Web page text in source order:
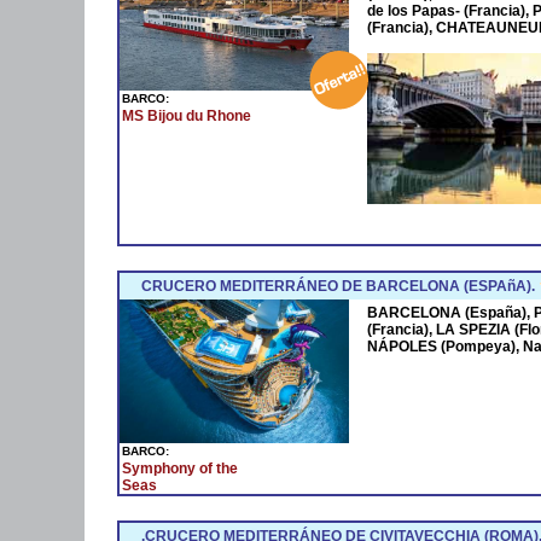
BARCO:
MS Bijou du Rhone
de los Papas- (Francia),
(Francia),
CRUCERO MEDITERRÁNEO DE BARCELONA (ESPAñA).
BARCO:
Symphony of the
Seas
BARCELONA (España),
(Francia), LA SPEZIA
NÁPOLES (Pompeya),
.CRUCERO MEDITERRÁNEO DE CIVITAVECCHIA (ROMA).